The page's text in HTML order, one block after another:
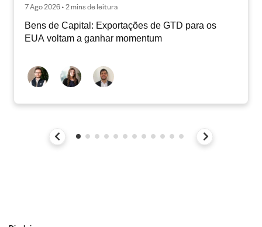
7 Ago 2026 • 2 mins de leitura
Bens de Capital: Exportações de GTD para os
EUA voltam a ganhar momentum